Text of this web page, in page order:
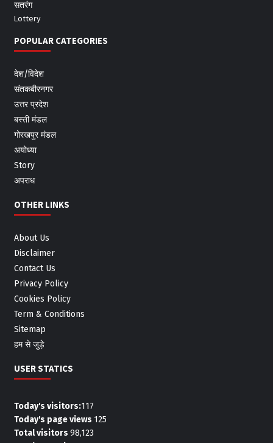
सतरंग
Lottery
POPULAR CATEGORIES
देश/विदेश
संतकबीरनगर
उत्तर प्रदेश
बस्ती मंडल
गोरखपुर मंडल
अयोध्या
Story
अपराध
OTHER LINKS
About Us
Disclaimer
Contact Us
Privacy Policy
Cookies Policy
Term & Conditions
Sitemap
हम से जुड़े
USER STATICS
Today's visitors:117
Today's page views 125
Total visitors 98,123